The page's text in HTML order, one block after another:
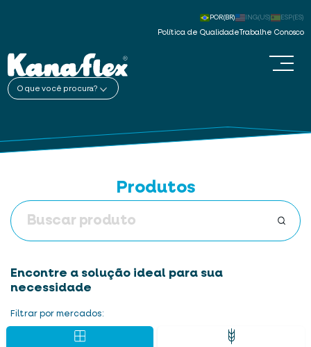
Política de Qualidade Trabalhe Conosco
POR(BR) ING(US) ESP(ES)
O que você procura?
Produtos
Encontre a solução ideal para sua
necessidade
Filtrar por mercados: